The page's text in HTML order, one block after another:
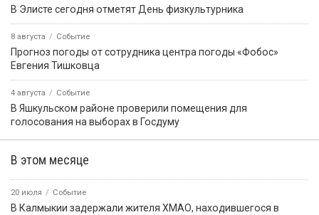
В Элисте сегодня отметят День физкультурника
8 августа Событие
Прогноз погоды от сотрудника центра погоды «Фобос»
Евгения Тишковца
4 августа Событие
В Яшкульском районе проверили помещения для
голосования на выборах в Госдуму
В этом месяце
20 июля Событие
В Калмыкии задержали жителя ХМАО, находившегося в